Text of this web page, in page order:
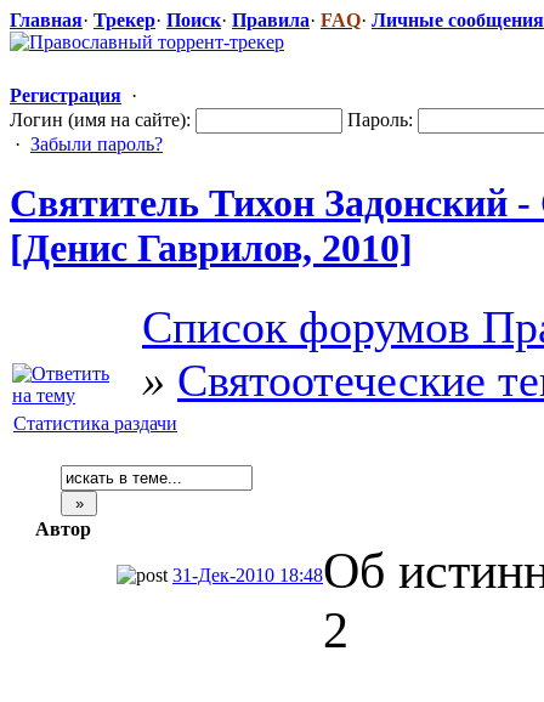
Главная· Трекер· Поиск· Правила· FAQ· Личные сообщения
Регистрация ·
Логин (имя на сайте):
Пароль:
· Забыли пароль?
Святитель Тихон Задонский
[Денис Гаврилов, 2010]
Список форумов
» Святоотеческие
Статистика раздачи
Автор
31-Дек-2010 18:48Об
2